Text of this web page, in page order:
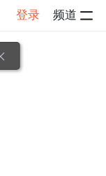
登录 频道